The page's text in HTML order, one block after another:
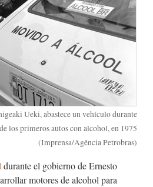
Ueki, abastece un vehículo durante
los primeros autos con alcohol, en 1975
(Imprensa/Agência Petrobras)
durante el gobierno de Ernesto
motores de alcohol para